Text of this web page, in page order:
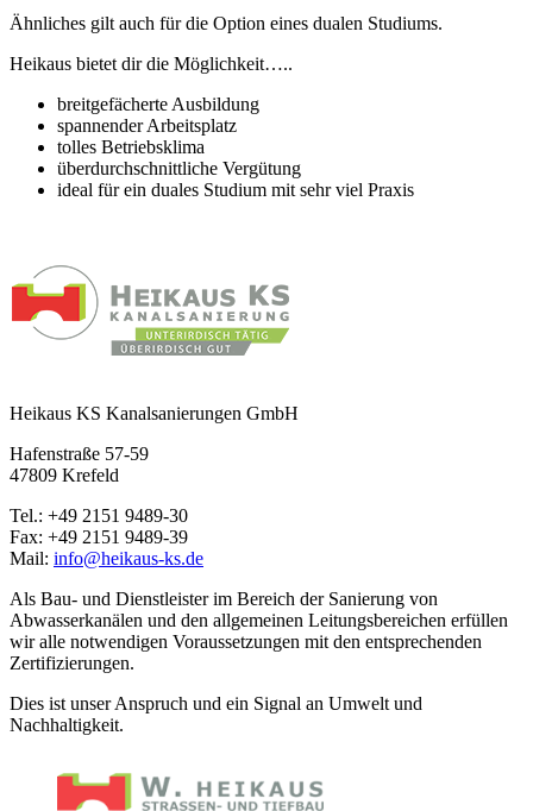
Ähnliches gilt auch für die Option eines dualen Studiums.
Heikaus bietet dir die Möglichkeit…..
breitgefächerte Ausbildung
spannender Arbeitsplatz
tolles Betriebsklima
überdurchschnittliche Vergütung
ideal für ein duales Studium mit sehr viel Praxis
Heikaus KS Kanalsanierungen GmbH
Hafenstraße 57-59
47809 Krefeld
Tel.: +49 2151 9489-30
Fax: +49 2151 9489-39
Mail: info@heikaus-ks.de
Als Bau- und Dienstleister im Bereich der Sanierung von
Abwasserkanälen und den allgemeinen Leitungsbereichen erfüllen
wir alle notwendigen Voraussetzungen mit den entsprechenden
Zertifizierungen.
Dies ist unser Anspruch und ein Signal an Umwelt und
Nachhaltigkeit.